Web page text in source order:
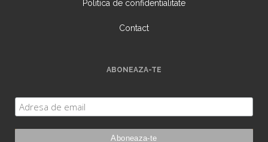
Politica de confidentialitate
Contact
ABONEAZA-TE